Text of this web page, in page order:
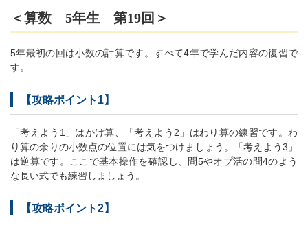
＜算数 5年生 第19回＞
5年最初の回は小数の計算です。すべて4年で学んだ内容の復習で
す。
【攻略ポイント1】
「考えよう1」はかけ算、「考えよう2」はわり算の練習です。わ
り算の余りの小数点の位置には気をつけましょう。「考えよう3」
は逆算です。ここで基本操作を確認し、問5やオプ活の問4のよう
な長い式でも練習しましょう。
【攻略ポイント2】